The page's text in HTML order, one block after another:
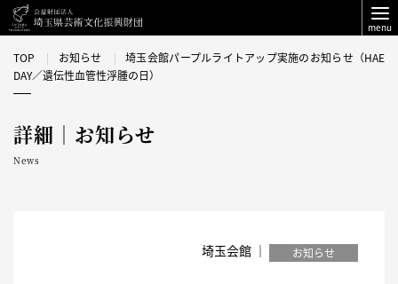
menu
TOP お知らせ
埼玉会館パープルライトアップ実施のお知らせ（HAE
DAY／遺伝性血管性浮腫の日）
詳細｜お知らせ
News
埼玉会館 ｜ お知らせ